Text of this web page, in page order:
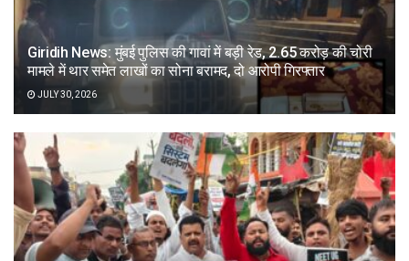
Giridih News: मुंबई पुलिस की गावां में बड़ी रेड, 2.65 करोड़ की चोरी
मामले में थार समेत लाखों का सोना बरामद, दो आरोपी गिरफ्तार
JULY 30, 2026